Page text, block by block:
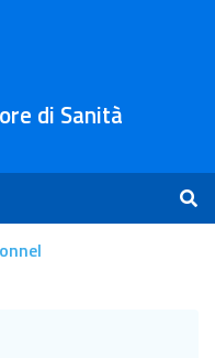
di Sanità